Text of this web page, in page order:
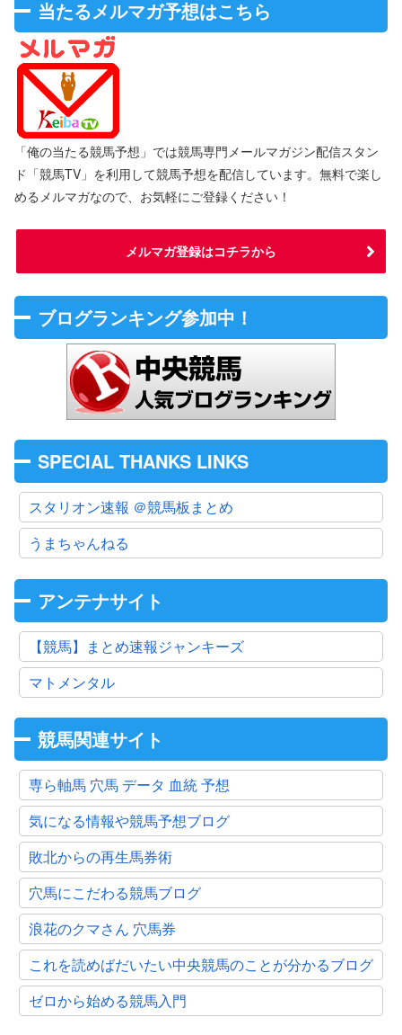
当たるメルマガ予想はこちら
「俺の当たる競馬予想」では競馬専門メールマガジン配信スタン
ド「競馬TV」を利用して競馬予想を配信しています。無料で楽し
めるメルマガなので、お気軽にご登録ください！
メルマガ登録はコチラから
ブログランキング参加中！
SPECIAL THANKS LINKS
スタリオン速報 ＠競馬板まとめ
うまちゃんねる
アンテナサイト
【競馬】まとめ速報ジャンキーズ
マトメンタル
競馬関連サイト
専ら軸馬 穴馬 データ 血統 予想
気になる情報や競馬予想ブログ
敗北からの再生馬券術
穴馬にこだわる競馬ブログ
浪花のクマさん 穴馬券
これを読めばだいたい中央競馬のことが分かるブログ
ゼロから始める競馬入門